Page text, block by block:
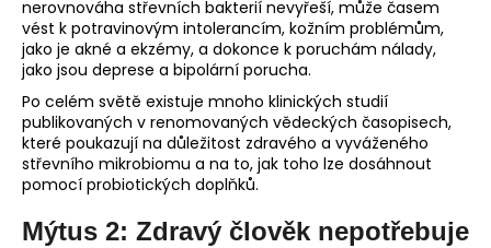
nerovnováha střevních bakterií nevyřeší, může časem
vést k potravinovým intolerancím, kožním problémům,
jako je akné a ekzémy, a dokonce k poruchám nálady,
jako jsou deprese a bipolární porucha.
Po celém světě existuje mnoho klinických studií
publikovaných v renomovaných vědeckých časopisech,
které poukazují na důležitost zdravého a vyváženého
střevního mikrobiomu a na to, jak toho lze dosáhnout
pomocí probiotických doplňků.
Mýtus 2: Zdravý člověk nepotřebuje